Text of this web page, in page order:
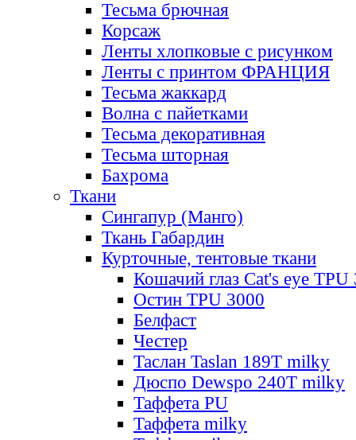
Тесьма брючная
Корсаж
Ленты хлопковые с рисунком
Ленты с принтом ФРАНЦИЯ
Тесьма жаккард
Волна с пайетками
Тесьма декоративная
Тесьма шторная
Бахрома
Ткани
Сингапур (Манго)
Ткань Габардин
Курточные, тентовые ткани
Кошачий глаз Cat's eye TPU
Остин TPU 3000
Белфаст
Честер
Таслан Taslan 189T milky
Дюспо Dewspo 240T milky
Таффета PU
Таффета milky